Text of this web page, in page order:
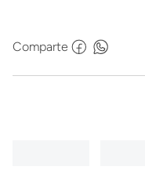
Comparte